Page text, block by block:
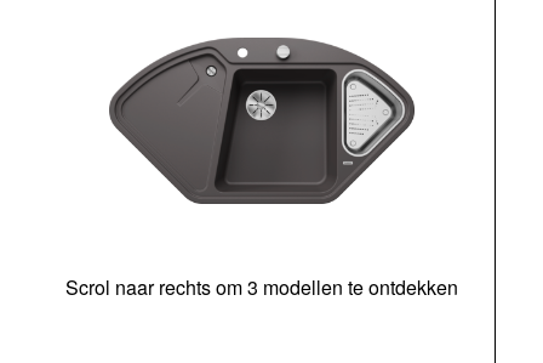
Scrol naar rechts om 3 modellen te ontdekken